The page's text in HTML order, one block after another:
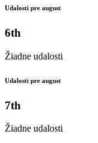
Udalosti pre august
6th
Žiadne udalosti
Udalosti pre august
7th
Žiadne udalosti